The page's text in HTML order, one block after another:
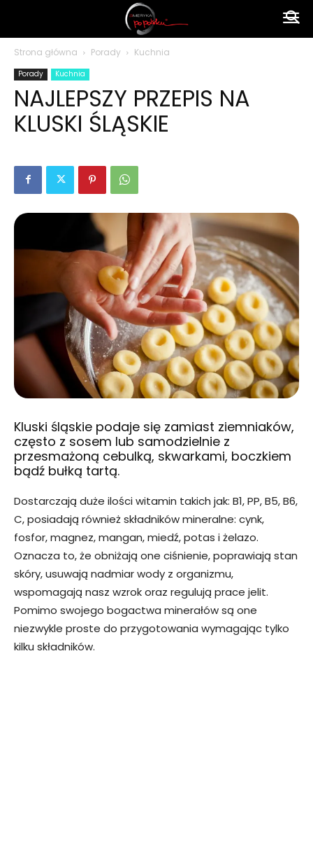
Strona główna Porady Kuchnia
Porady Kuchnia
NAJLEPSZY PRZEPIS NA
KLUSKI ŚLĄSKIE
Kluski śląskie podaje się zamiast ziemniaków,
często z sosem lub samodzielnie z
przesmażoną cebulką, skwarkami, boczkiem
bądź bułką tartą.
Dostarczają duże ilości witamin takich jak: B1, PP, B5, B6,
C, posiadają również składników mineralne: cynk,
fosfor, magnez, mangan, miedź, potas i żelazo.
Oznacza to, że obniżają one ciśnienie, poprawiają stan
skóry, usuwają nadmiar wody z organizmu,
wspomagają nasz wzrok oraz regulują prace jelit.
Pomimo swojego bogactwa minerałów są one
niezwykle proste do przygotowania wymagając tylko
kilku składników.